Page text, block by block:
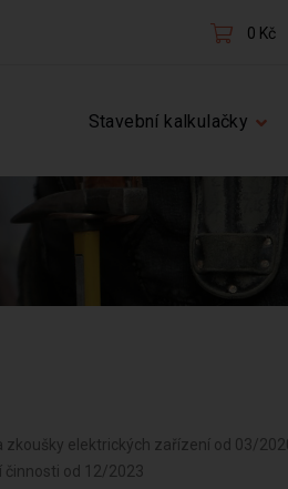
0 Kč
Stavební kalkulačky
zkoušky elektrických zařízení od 03/
činnosti od 12/2023